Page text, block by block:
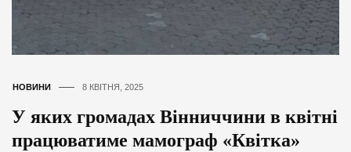
НОВИНИ 8 КВІТНЯ, 2025
У яких громадах Вінниччини в квітні
працюватиме мамограф «Квітка»